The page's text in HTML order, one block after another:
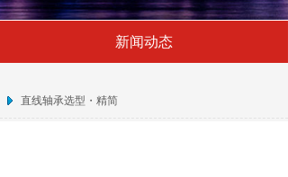
新闻动态
直线轴承选型・精简